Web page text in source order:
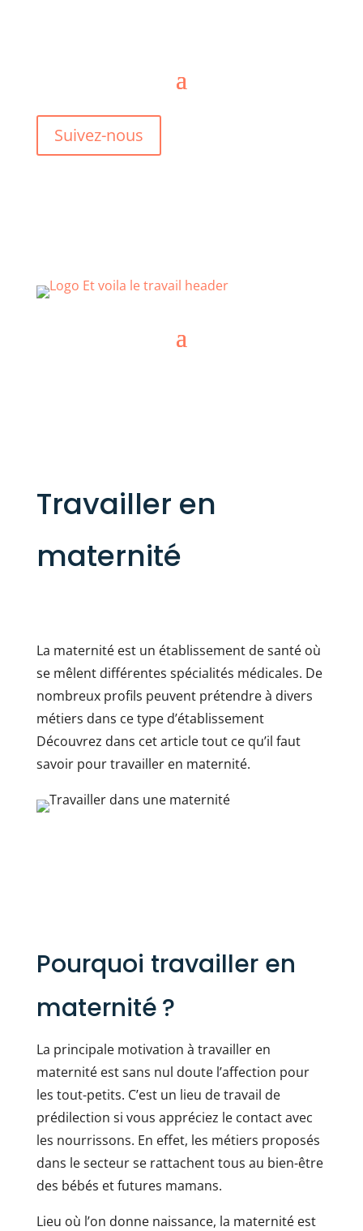
Suivez-nous
Travailler en
maternité
La maternité est un établissement de santé où
se mêlent différentes spécialités médicales. De
nombreux profils peuvent prétendre à divers
métiers dans ce type d’établissement
Découvrez dans cet article tout ce qu’il faut
savoir pour travailler en maternité.
Pourquoi travailler en
maternité ?
La principale motivation à travailler en
maternité est sans nul doute l’affection pour
les tout-petits. C’est un lieu de travail de
prédilection si vous appréciez le contact avec
les nourrissons. En effet, les métiers proposés
dans le secteur se rattachent tous au bien-être
des bébés et futures mamans.
Lieu où l’on donne naissance, la maternité est